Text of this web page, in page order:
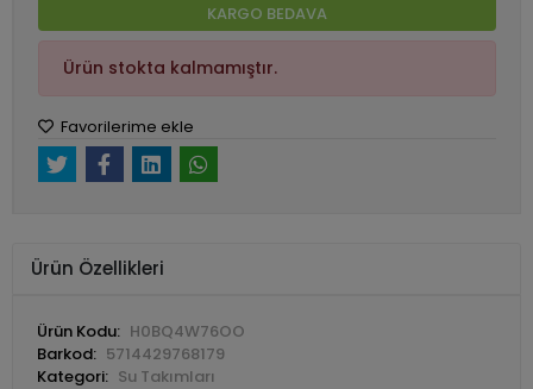
KARGO BEDAVA
Ürün stokta kalmamıştır.
Favorilerime ekle
Ürün Özellikleri
Ürün Kodu: H0BQ4W76OO
Barkod: 5714429768179
Kategori: Su Takımları